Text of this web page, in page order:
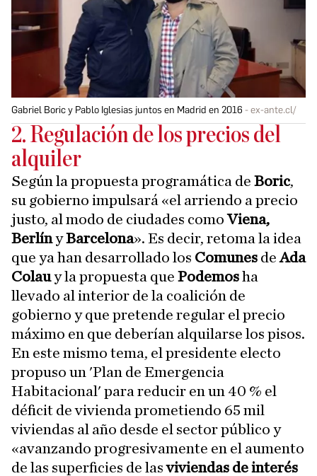
Gabriel Boric y Pablo Iglesias juntos en Madrid en 2016 ex-ante.cl/
2. Regulación de los precios del
alquiler
Según la propuesta programática de Boric,
su gobierno impulsará «el arriendo a precio
justo, al modo de ciudades comoViena,
BerlínyBarcelona». Es decir, retoma la idea
que ya han desarrollado los Comunes deAda
Colauy la propuesta que Podemosha
llevado al interior de la coalición de
gobierno y que pretende regular el precio
máximo en que deberían alquilarse los pisos.
En este mismo tema, el presidente electo
propuso un 'Plan de Emergencia
Habitacional' para reducir en un 40 % el
déficit de vivienda prometiendo 65 mil
viviendas al año desde el sector público y
«avanzando progresivamente en el aumento
de las superficies de lasviviendas de interés